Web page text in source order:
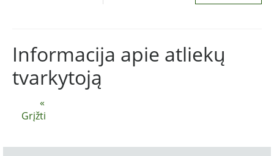
«
Grįžti
Informacija apie atliekų
tvarkytoją